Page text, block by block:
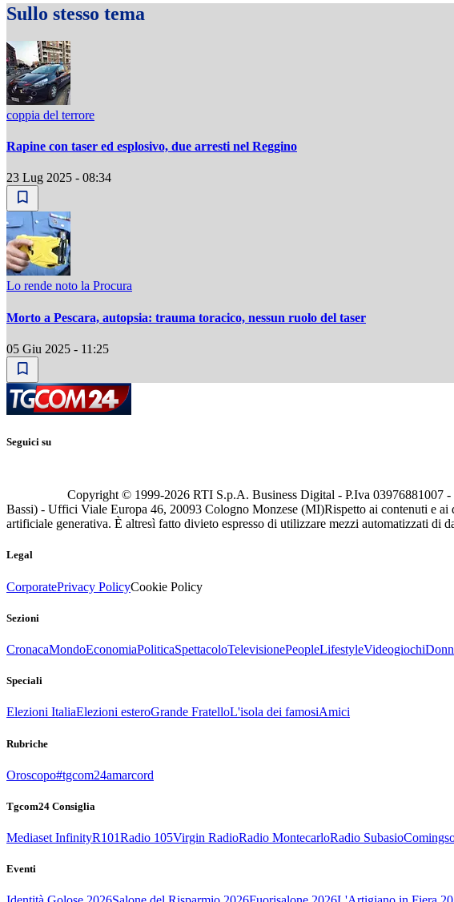
Sullo stesso tema
coppia del terrore
Rapine con taser ed esplosivo, due arresti nel Reggino
23 Lug 2025 - 08:34
Lo rende noto la Procura
Morto a Pescara, autopsia: trauma toracico, nessun ruolo del taser
05 Giu 2025 - 11:25
Seguici su
Copyright © 1999-2026 RTI S.p.A. Business Digital - P.Iva 03976881007
Bassi) - Uffici Viale Europa 46, 20093 Cologno Monzese (MI)Rispetto ai contenuti e ai
artificiale generativa. È altresì fatto divieto espresso di utilizzare mezzi automatizzati di
Legal
CorporatePrivacy PolicyCookie Policy
Sezioni
CronacaMondoEconomiaPoliticaSpettacoloTelevisionePeopleLifestyleVideogiochi
Speciali
Elezioni ItaliaElezioni esteroGrande FratelloL'isola dei famosiAmici
Rubriche
Oroscopo#tgcom24amarcord
Tgcom24 Consiglia
Mediaset InfinityR101Radio 105Virgin RadioRadio MontecarloRadio Subasio
Eventi